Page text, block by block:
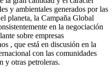
y ambientales generados por las
planeta, la Campaña Global
en la negociación
sobre empresas
, que está en discusión en la
con las comunidades
y otras petroleras.